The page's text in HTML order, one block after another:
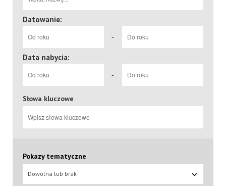
Datowanie:
-
Data nabycia:
-
Słowa kluczowe
Pokazy tematyczne
Dowolna lub brak